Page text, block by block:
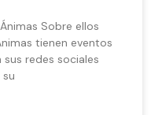
Sobre ellos
tienen eventos
redes sociales